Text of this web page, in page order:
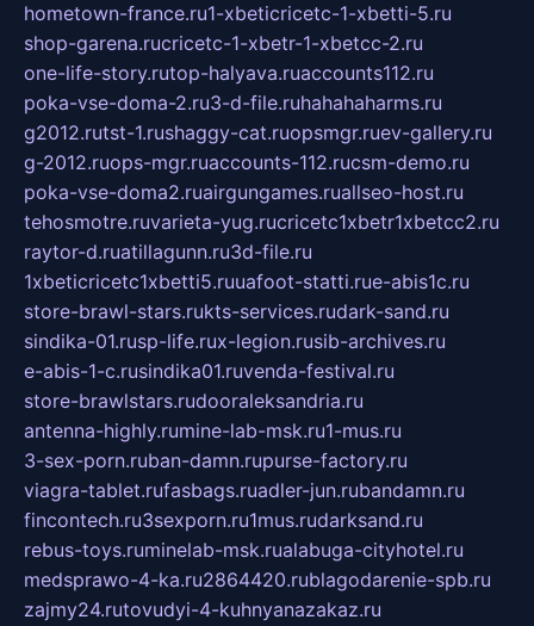
hometown-france.ru1-xbeticricetc-1-xbetti-5.ru
shop-garena.rucricetc-1-xbetr-1-xbetcc-2.ru
one-life-story.rutop-halyava.ruaccounts112.ru
poka-vse-doma-2.ru3-d-file.ruhahahaharms.ru
g2012.rutst-1.rushaggy-cat.ruopsmgr.ruev-gallery.ru
g-2012.ruops-mgr.ruaccounts-112.rucsm-demo.ru
poka-vse-doma2.ruairgungames.ruallseo-host.ru
tehosmotre.ruvarieta-yug.rucricetc1xbetr1xbetcc2.ru
raytor-d.ruatillagunn.ru3d-file.ru
1xbeticricetc1xbetti5.ruuafoot-statti.rue-abis1c.ru
store-brawl-stars.rukts-services.rudark-sand.ru
sindika-01.rusp-life.rux-legion.rusib-archives.ru
e-abis-1-c.rusindika01.ruvenda-festival.ru
store-brawlstars.rudooraleksandria.ru
antenna-highly.rumine-lab-msk.ru1-mus.ru
3-sex-porn.ruban-damn.rupurse-factory.ru
viagra-tablet.rufasbags.ruadler-jun.rubandamn.ru
fincontech.ru3sexporn.ru1mus.rudarksand.ru
rebus-toys.ruminelab-msk.rualabuga-cityhotel.ru
medsprawo-4-ka.ru2864420.rublagodarenie-spb.ru
zajmy24.rutovudyi-4-kuhnyanazakaz.ru